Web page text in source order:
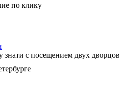
по клику